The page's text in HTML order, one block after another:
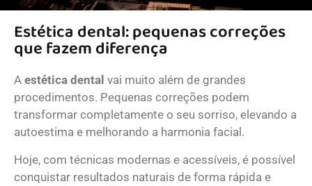
Estética dental: pequenas correções
que fazem diferença
A estética dental vai muito além de grandes
procedimentos. Pequenas correções podem
transformar completamente o seu sorriso, elevando a
autoestima e melhorando a harmonia facial.
Hoje, com técnicas modernas e acessíveis, é possível
conquistar resultados naturais de forma rápida e